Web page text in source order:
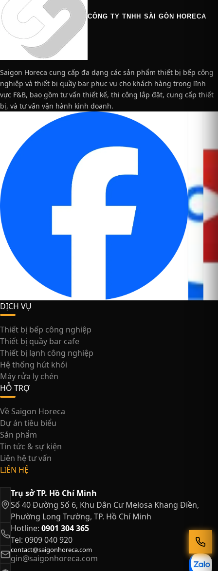
CÔNG TY TNHH SÀI GÒN HORECA
Saigon Horeca cung cấp đa dạng các sản phẩm thiết bị bếp công
nghiệp và thiết bị quầy bar phục vụ cho khách hàng trong lĩnh
vực F&B, bao gồm tư vấn thiết kế, thi công lắp đặt, cung cấp thiết
bị, và tư vấn vận hành kinh doanh.
DỊCH VỤ
Thiết bị bếp công nghiệp
Thiết bị quầy bar cafe
Thiết bị lạnh công nghiệp
Hệ thống hút khói
Máy rửa ly chén
HỖ TRỢ
Về Saigon Horeca
Dự án tiêu biểu
Sản phẩm
Tin tức & sự kiện
Liên hệ tư vấn
LIÊN HỆ
Trụ sở TP. Hồ Chí Minh
Số 40 Đường Số 6, Khu Dân Cư Melosa Khang Điền,
Phường Long Trường, TP. Hồ Chí Minh
Hotline: 0901 304 365
Tel: 0909 040 920
contact@saigonhoreca.com
gin@saigonhoreca.com